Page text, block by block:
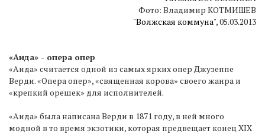
Фото: Владимир КОТМИШЕВ
"Волжская коммуна", 05.03.2013
«Аида» - опера опер
«Аида» считается одной из самых ярких опер Джузеппе
Верди. «Опера опер», «священная корова» своего жанра и
«крепкий орешек» для исполнителей.
«Аида» была написана Верди в 1871 году, в ней много
модной в то время экзотики, которая предвещает конец XIX